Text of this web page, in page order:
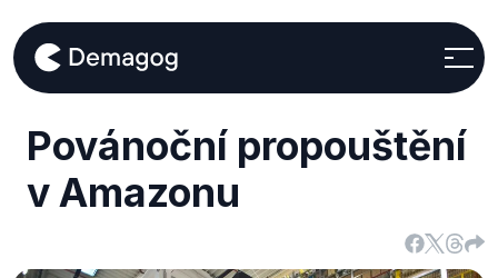
Povánoční propouštění
v Amazonu